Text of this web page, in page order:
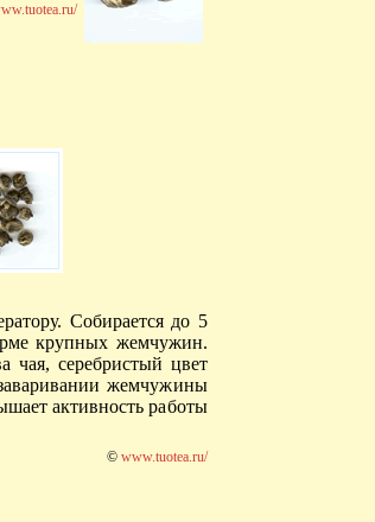
Собирается до 5
крупных жемчужин.
чая, серебристый цвет
жемчужины
активность работы
© www.tuotea.ru/